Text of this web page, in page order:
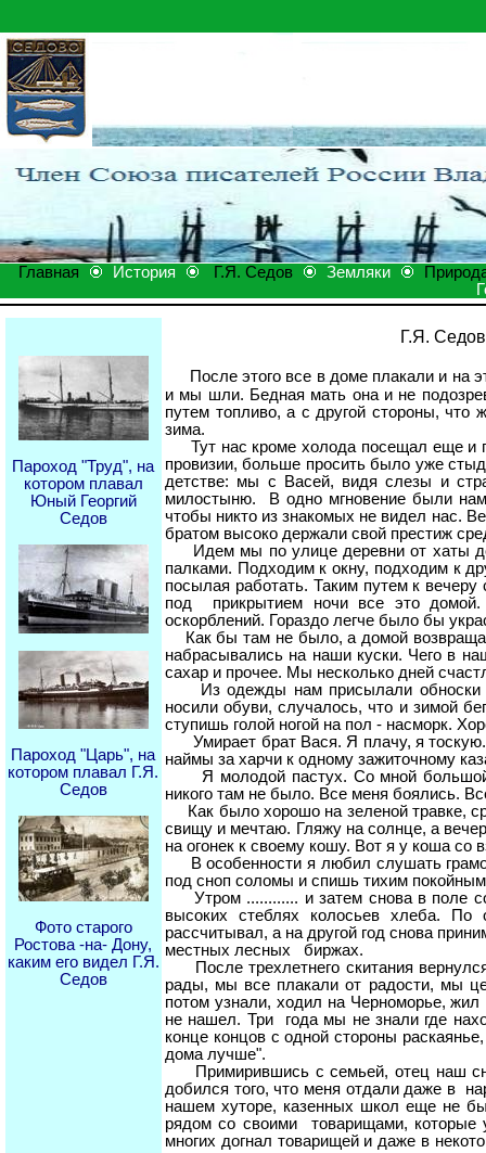
Главная История Г.Я. Седов Земляки
Пароход "Труд", на
котором плавал
Юный Георгий
Седов
Пароход "Царь", на
котором плавал Г.Я.
Седов
Фото старого
Ростова -на- Дону,
каким его видел Г.Я.
Седов
Г.Я.
После этого все в доме плакали и на
и мы шли. Бедная мать она и не
путем топливо, а с другой стороны, что
зима.
Тут нас кроме холода посещал еще и
провизии, больше просить было уже
детстве: мы с Васей, видя слезы и
милостыню. В одно мгновение были
чтобы никто из знакомых не видел нас.
братом высоко держали свой престиж
Идем мы по улице деревни от хаты до
палками. Подходим к окну, подходим к
посылая работать. Таким путем к
под прикрытием ночи все это домой.
оскорблений. Гораздо легче было бы
Как бы там не было, а домой
набрасывались на наши куски. Чего в
сахар и прочее. Мы несколько дней
Из одежды нам присылали обноски
носили обуви, случалось, что и зимой
ступишь голой ногой на пол - насморк.
Умирает брат Вася. Я плачу, я тоскую.
наймы за харчи к одному зажиточному
Я молодой пастух. Со мной большой
никого там не было. Все меня боялись.
Как было хорошо на зеленой травке,
свищу и мечтаю. Гляжу на солнце, а
на огонек к своему кошу. Вот я у коша
В особенности я любил слушать
под сноп соломы и спишь тихим
Утром ............ и затем снова в поле
высоких стеблях колосьев хлеба. По
рассчитывал, а на другой год снова
местных лесных биржах.
После трехлетнего скитания
рады, мы все плакали от радости, мы
потом узнали, ходил на Черноморье,
не нашел. Три года мы не знали где
конце концов с одной стороны
дома лучше".
Примирившись с семьей, отец наш
добился того, что меня отдали даже в
нашем хуторе, казенных школ еще не
рядом со своими товарищами, которые
многих догнал товарищей и даже в